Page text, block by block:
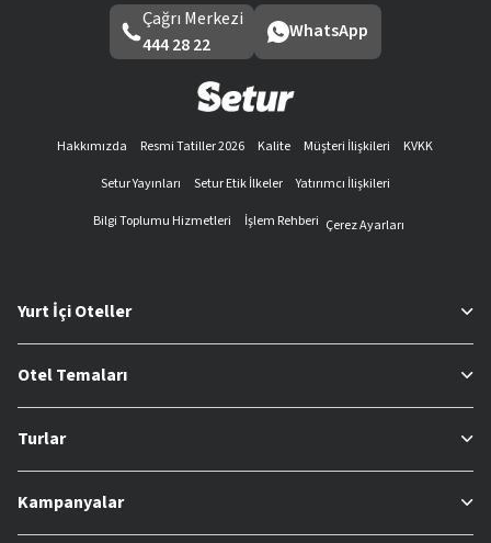
Çağrı Merkezi
444 28 22
WhatsApp
Hakkımızda Resmi Tatiller 2026 Kalite Müşteri İlişkileri
KVKK
Setur Yayınları
Setur Etik İlkeler
Yatırımcı İlişkileri
Bilgi Toplumu Hizmetleri
İşlem Rehberi Çerez Ayarları
Yurt İçi Oteller
Otel Temaları
Turlar
Kampanyalar